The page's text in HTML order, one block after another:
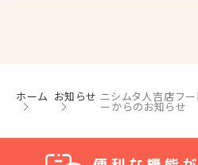
ホーム お知らせ ニシムタ人吉店フ
ーからのお知らせ